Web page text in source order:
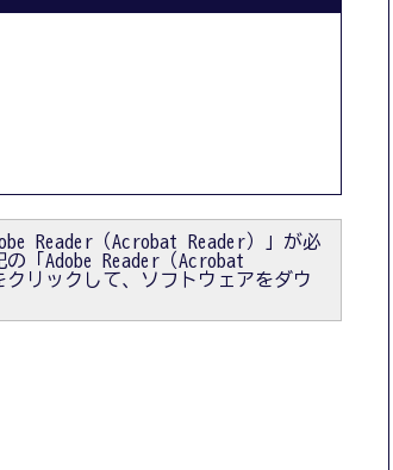
Reader（Acrobat Reader）」が必
「Adobe Reader（Acrobat
クリックして、ソフトウェアをダウ